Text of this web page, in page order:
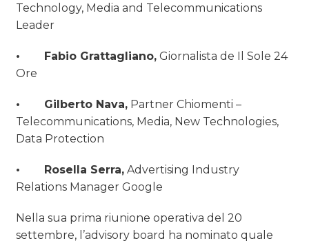
Technology, Media and Telecommunications
Leader
• Fabio Grattagliano, Giornalista de Il Sole 24
Ore
• Gilberto Nava, Partner Chiomenti –
Telecommunications, Media, New Technologies,
Data Protection
• Rosella Serra, Advertising Industry
Relations Manager Google
Nella sua prima riunione operativa del 20
settembre, l’advisory board ha nominato quale